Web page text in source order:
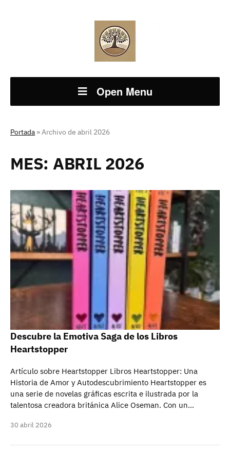
Open Menu
Portada »Archivo de abril 2026
MES: ABRIL 2026
Descubre la Emotiva Saga de los Libros
Heartstopper
Artículo sobre Heartstopper Libros Heartstopper: Una
Historia de Amor y Autodescubrimiento Heartstopper es
una serie de novelas gráficas escrita e ilustrada por la
talentosa creadora británica Alice Oseman. Con un…
30 abril 2026